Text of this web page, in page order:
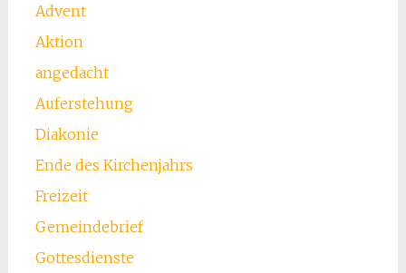
Advent
Aktion
angedacht
Auferstehung
Diakonie
Ende des Kirchenjahrs
Freizeit
Gemeindebrief
Gottesdienste